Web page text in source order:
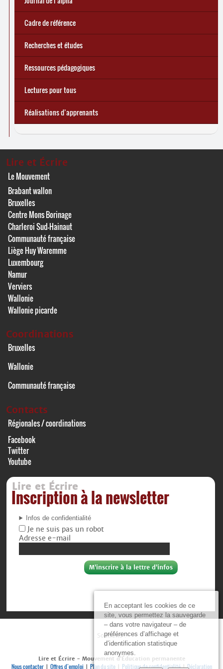
En acceptant les cookies de ce
site, vous permettez la sauvegarde
– dans votre navigateur – de
préférences d’affichage et
d’identification statistique
anonymes.
d’une exclusion annoncée
écrire demain
Cadre de référence
Recherches et études
Ressources pédagogiques
Lectures pour tous
Réalisations d’apprenants
Lire et Écrire
Le Mouvement
Brabant wallon
Bruxelles
Centre Mons Borinage
Charleroi Sud-Hainaut
Communauté française
Liège Huy Waremme
Luxembourg
Namur
Verviers
Wallonie
Wallonie picarde
Coordinations
Bruxelles
Wallonie
Communauté française
Contacts
Régionales / coordinations
Facebook
Twitter
Youtube
Lire et Écrire
Inscription à la newsletter
Infos de confidentialité
Je ne suis pas un robot
Adresse e-mail
Soutiens :
Lire et Écrire - Mouvement d’Éducation permanente
Nous contacter| Offres d’emploi | Plan du site| Politique de confidentialité|Déclaration